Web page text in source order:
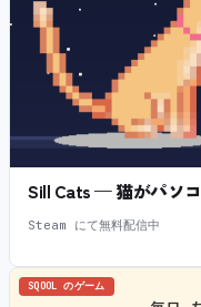
Sill Cats — 猫がパソ
Steam にて無料配信中
SQOOL のゲーム